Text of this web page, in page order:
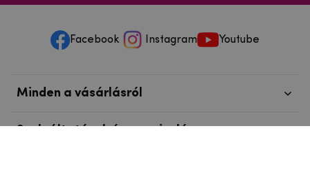
Facebook Instagram Youtube
Minden a vásárlásról